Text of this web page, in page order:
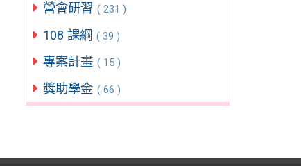
營會研習 ( 231 )
108 課綱 ( 39 )
專案計畫 ( 15 )
獎助學金 ( 66 )